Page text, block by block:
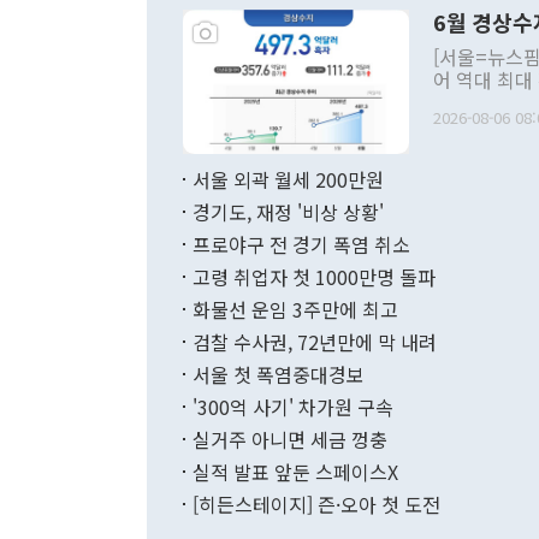
주의적 희망
관의 대북
관 부처 장
관의 무리한
다. [정동영 통일부 장관이 지난달 23일 오후 서울 종로구 정부서울청사에
무너졌다고
함께 4자 대
"우리의 선
6월 경상
[서울=뉴스
어 역대 최
료=한국은행] 한국은행이 6일 발표한 '2026년 6월 국제수지(잠정)'
며 월간 기
196.9% 급
수출은
기록했지만
로 전환됐다.
2026-08-06
서울 외곽 월세 200만원
경기도, 재정 '비상 상황'
프로야구 전 경기 폭염 취소
고령 취업자 첫 1000만명 돌파
화물선 운임 3주만에 최고
검찰 수사권, 72년만에 막 내려
서울 첫 폭염중대경보
'300억 사기' 차가원 구속
실거주 아니면 세금 껑충
실적 발표 앞둔 스페이스X
[히든스테이지] 즌·오아 첫 도전